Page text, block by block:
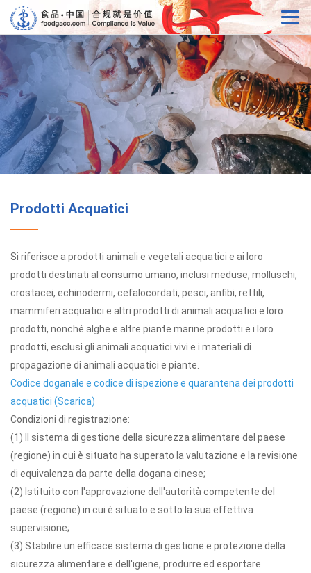
Prodotti Acquatici
Si riferisce a prodotti animali e vegetali acquatici e ai loro
prodotti destinati al consumo umano, inclusi meduse, molluschi,
crostacei, echinodermi, cefalocordati, pesci, anfibi, rettili,
mammiferi acquatici e altri prodotti di animali acquatici e loro
prodotti, nonché alghe e altre piante marine prodotti e i loro
prodotti, esclusi gli animali acquatici vivi e i materiali di
propagazione di animali acquatici e piante.
Codice doganale e codice di ispezione e quarantena dei prodotti
acquatici (Scarica)
Condizioni di registrazione:
(1) Il sistema di gestione della sicurezza alimentare del paese
(regione) in cui è situato ha superato la valutazione e la revisione
di equivalenza da parte della dogana cinese;
(2) Istituito con l'approvazione dell'autorità competente del
paese (regione) in cui è situato e sotto la sua effettiva
supervisione;
(3) Stabilire un efficace sistema di gestione e protezione della
sicurezza alimentare e dell'igiene, produrre ed esportare